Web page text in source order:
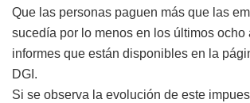
Que las personas paguen más que las
sucedía por lo menos en los últimos ocho
informes que están disponibles en la
DGI.
Si se observa la evolución de este